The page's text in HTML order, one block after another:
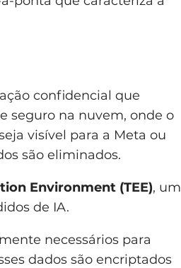
confidencial que
seguro na nuvem, onde o
visível para a Meta ou
são eliminados.
Environment (TEE), um
de IA.
necessários para
dados são encriptados